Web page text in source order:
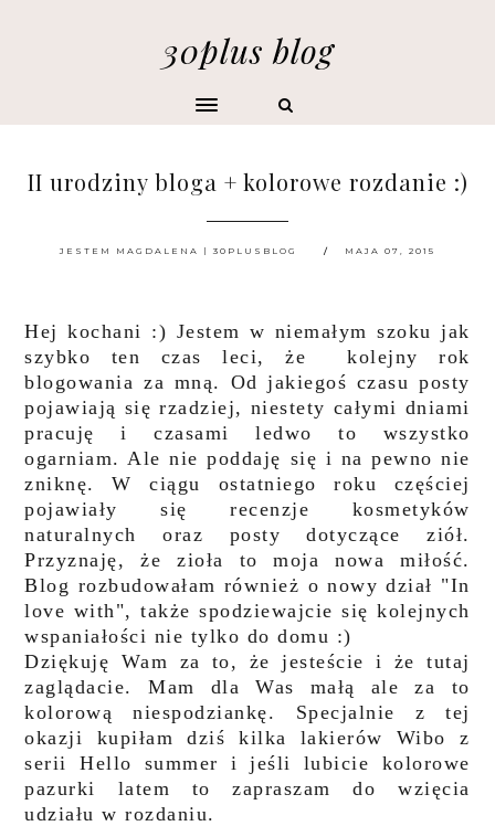
30plus blog
II urodziny bloga + kolorowe rozdanie :)
JESTEM MAGDALENA | 30PLUSBLOG MAJA 07, 2015
Hej kochani :) Jestem w niemałym szoku jak
szybko ten czas leci, że kolejny rok
blogowania za mną. Od jakiegoś czasu posty
pojawiają się rzadziej, niestety całymi dniami
pracuję i czasami ledwo to wszystko
ogarniam. Ale nie poddaję się i na pewno nie
zniknę. W ciągu ostatniego roku częściej
pojawiały się recenzje kosmetyków
naturalnych oraz posty dotyczące ziół.
Przyznaję, że zioła to moja nowa miłość.
Blog rozbudowałam również o nowy dział "In
love with", także spodziewajcie się kolejnych
wspaniałości nie tylko do domu :)
Dziękuję Wam za to, że jesteście i że tutaj
zaglądacie. Mam dla Was małą ale za to
kolorową niespodziankę. Specjalnie z tej
okazji kupiłam dziś kilka lakierów Wibo z
serii Hello summer i jeśli lubicie kolorowe
pazurki latem to zapraszam do wzięcia
udziału w rozdaniu.